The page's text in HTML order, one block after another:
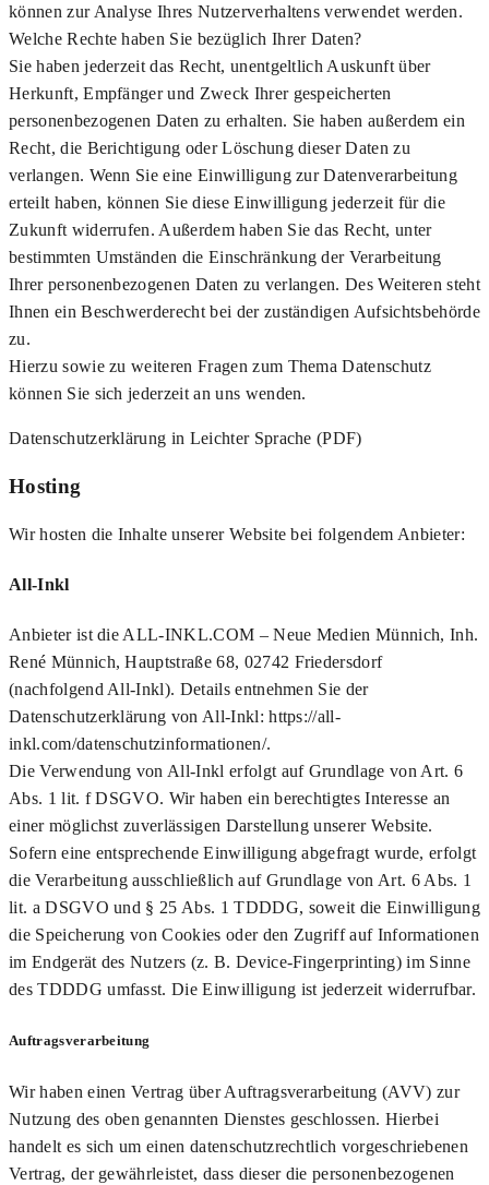
können zur Analyse Ihres Nutzerverhaltens verwendet werden.
Welche Rechte haben Sie bezüglich Ihrer Daten?
Sie haben jederzeit das Recht, unentgeltlich Auskunft über
Herkunft, Empfänger und Zweck Ihrer gespeicherten
personenbezogenen Daten zu erhalten. Sie haben außerdem ein
Recht, die Berichtigung oder Löschung dieser Daten zu
verlangen. Wenn Sie eine Einwilligung zur Datenverarbeitung
erteilt haben, können Sie diese Einwilligung jederzeit für die
Zukunft widerrufen. Außerdem haben Sie das Recht, unter
bestimmten Umständen die Einschränkung der Verarbeitung
Ihrer personenbezogenen Daten zu verlangen. Des Weiteren steht
Ihnen ein Beschwerderecht bei der zuständigen Aufsichtsbehörde
zu.
Hierzu sowie zu weiteren Fragen zum Thema Datenschutz
können Sie sich jederzeit an uns wenden.
Datenschutzerklärung in Leichter Sprache (PDF)
Hosting
Wir hosten die Inhalte unserer Website bei folgendem Anbieter:
All-Inkl
Anbieter ist die ALL-INKL.COM – Neue Medien Münnich, Inh.
René Münnich, Hauptstraße 68, 02742 Friedersdorf
(nachfolgend All-Inkl). Details entnehmen Sie der
Datenschutzerklärung von All-Inkl: https://all-
inkl.com/datenschutzinformationen/.
Die Verwendung von All-Inkl erfolgt auf Grundlage von Art. 6
Abs. 1 lit. f DSGVO. Wir haben ein berechtigtes Interesse an
einer möglichst zuverlässigen Darstellung unserer Website.
Sofern eine entsprechende Einwilligung abgefragt wurde, erfolgt
die Verarbeitung ausschließlich auf Grundlage von Art. 6 Abs. 1
lit. a DSGVO und § 25 Abs. 1 TDDDG, soweit die Einwilligung
die Speicherung von Cookies oder den Zugriff auf Informationen
im Endgerät des Nutzers (z. B. Device-Fingerprinting) im Sinne
des TDDDG umfasst. Die Einwilligung ist jederzeit widerrufbar.
Auftragsverarbeitung
Wir haben einen Vertrag über Auftragsverarbeitung (AVV) zur
Nutzung des oben genannten Dienstes geschlossen. Hierbei
handelt es sich um einen datenschutzrechtlich vorgeschriebenen
Vertrag, der gewährleistet, dass dieser die personenbezogenen